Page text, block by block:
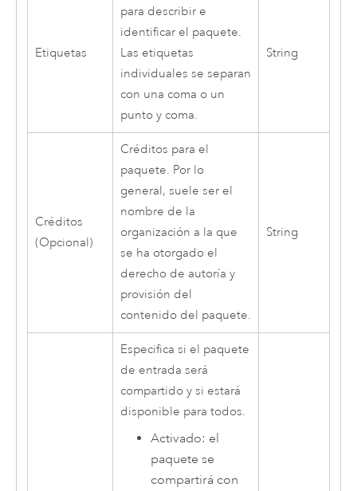
Etiquetas
para describir e
identificar el paquete.
Las etiquetas
individuales se separan
con una coma o un
punto y coma.
String
Créditos
(Opcional)
Créditos para el
paquete. Por lo
general, suele ser el
nombre de la
organización a la que
se ha otorgado el
derecho de autoría y
provisión del
contenido del paquete.
String
Especifica si el paquete
de entrada será
compartido y si estará
disponible para todos.
Activado: el
paquete se
compartirá con